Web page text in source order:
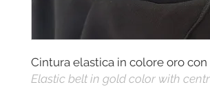
Cintura elastica in colore oro con
Elastic belt in gold color with